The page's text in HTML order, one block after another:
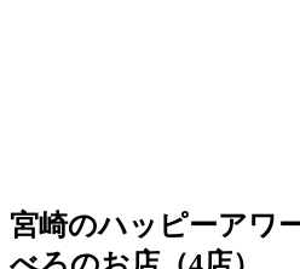
宮崎のハッピーアワ